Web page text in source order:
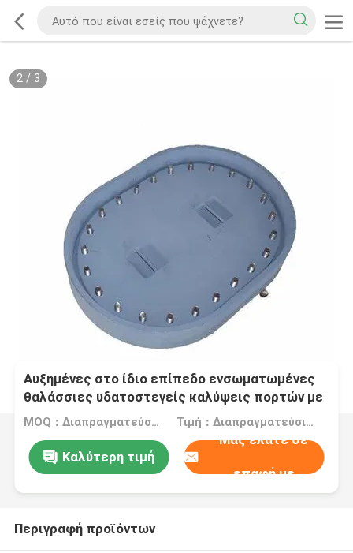
2/ 3
Αυξημένες στο ίδιο επίπεδο ενσωματωμένες
θαλάσσιες υδατοστεγείς καλύψεις πορτών με
το πολυ μπουλόνι
MOQ：Διαπραγματεύσιμος Τιμή：Διαπραγματεύσιμα
Καλύτερη τιμή
Μας ελάτε σε
επαφή με
Περιγραφή προϊόντων